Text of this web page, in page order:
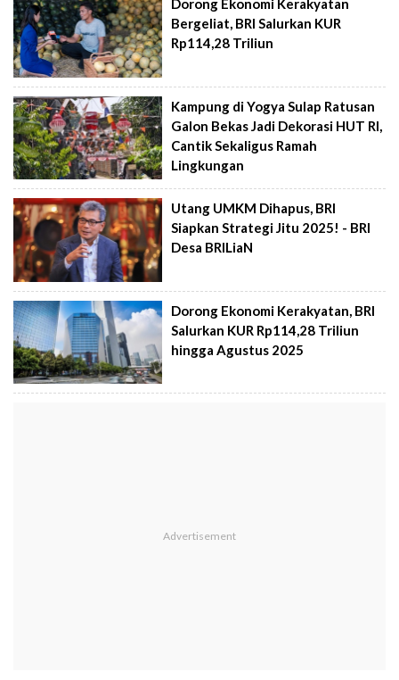
Dorong Ekonomi Kerakyatan
Bergeliat, BRI Salurkan KUR
Rp114,28 Triliun
Kampung di Yogya Sulap Ratusan
Galon Bekas Jadi Dekorasi HUT RI,
Cantik Sekaligus Ramah
Lingkungan
Utang UMKM Dihapus, BRI
Siapkan Strategi Jitu 2025! - BRI
Desa BRILiaN
Dorong Ekonomi Kerakyatan, BRI
Salurkan KUR Rp114,28 Triliun
hingga Agustus 2025